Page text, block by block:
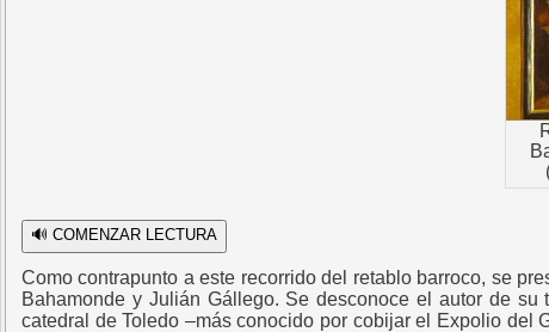
🔊 COMENZAR LECTURA
Como contrapunto a este recorrido del retablo barroco, se
Bahamonde y Julián Gállego. Se desconoce el autor de
catedral de Toledo –más conocido por cobijar el Expolio